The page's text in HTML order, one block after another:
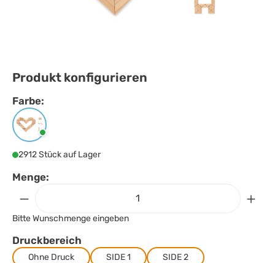
Produkt konfigurieren
Farbe:
Farbeauswählen
Holz
2912 Stück auf Lager
Menge:
Bitte Wunschmenge eingeben
Druckbereich
Ohne Druck SIDE 1 SIDE 2